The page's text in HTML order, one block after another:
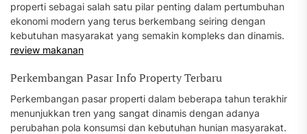
properti sebagai salah satu pilar penting dalam pertumbuhan
ekonomi modern yang terus berkembang seiring dengan
kebutuhan masyarakat yang semakin kompleks dan dinamis.
review makanan
Perkembangan Pasar Info Property Terbaru
Perkembangan pasar properti dalam beberapa tahun terakhir
menunjukkan tren yang sangat dinamis dengan adanya
perubahan pola konsumsi dan kebutuhan hunian masyarakat.